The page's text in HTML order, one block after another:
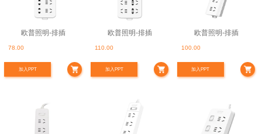
欧普照明-排插
78.00
加入PPT
欧普照明-排插
110.00
加入PPT
欧普照明-排插
100.00
加入PPT